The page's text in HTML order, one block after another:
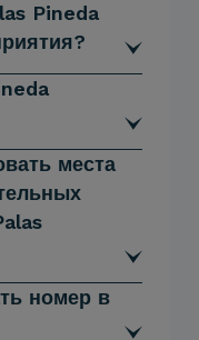
Pineda
места
номер в